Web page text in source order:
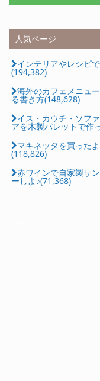
人気ページ
インテリアやレシピ
(194,382)
海外のカフェメニュ
る書き方(148,628)
イス・カウチ・ソフ
アを木製パレットで作
マキネッタを買った
(118,826)
赤ワインで自家製サ
ーしよ♪(71,368)